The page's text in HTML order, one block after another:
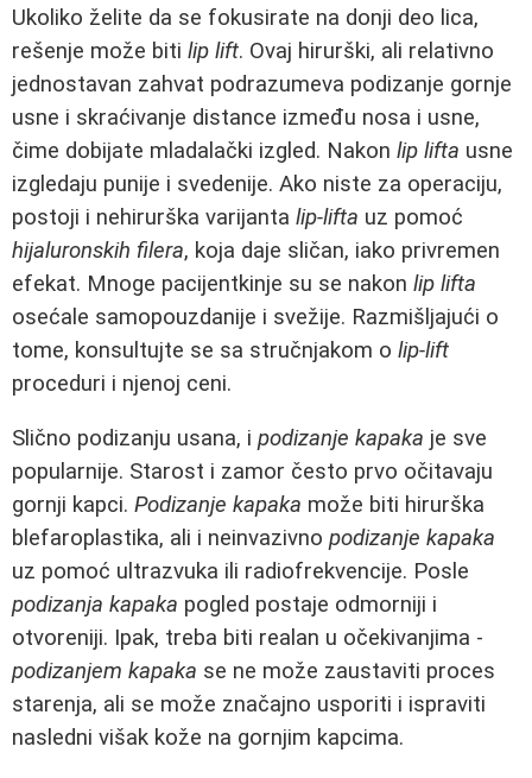
Ukoliko želite da se fokusirate na donji deo lica,
rešenje može biti lip lift. Ovaj hirurški, ali relativno
jednostavan zahvat podrazumeva podizanje gornje
usne i skraćivanje distance između nosa i usne,
čime dobijate mladalački izgled. Nakon lip lifta usne
izgledaju punije i svedenije. Ako niste za operaciju,
postoji i nehirurška varijanta lip-lifta uz pomoć
hijaluronskih filera, koja daje sličan, iako privremen
efekat. Mnoge pacijentkinje su se nakon lip lifta
osećale samopouzdanije i svežije. Razmišljajući o
tome, konsultujte se sa stručnjakom o lip-lift
proceduri i njenoj ceni.
Slično podizanju usana, i podizanje kapaka je sve
popularnije. Starost i zamor često prvo očitavaju
gornji kapci. Podizanje kapaka može biti hirurška
blefaroplastika, ali i neinvazivno podizanje kapaka
uz pomoć ultrazvuka ili radiofrekvencije. Posle
podizanja kapaka pogled postaje odmorniji i
otvoreniji. Ipak, treba biti realan u očekivanjima -
podizanjem kapaka se ne može zaustaviti proces
starenja, ali se može značajno usporiti i ispraviti
nasledni višak kože na gornjim kapcima.